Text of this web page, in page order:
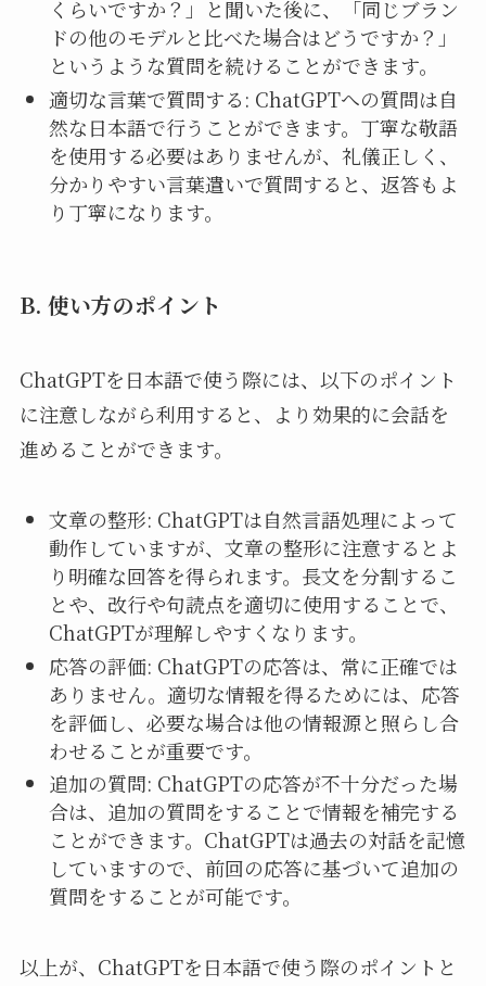
くらいですか？」と聞いた後に、「同じブラン
ドの他のモデルと比べた場合はどうですか？」
というような質問を続けることができます。
適切な言葉で質問する: ChatGPTへの質問は自
然な日本語で行うことができます。丁寧な敬語
を使用する必要はありませんが、礼儀正しく、
分かりやすい言葉遣いで質問すると、返答もよ
り丁寧になります。
B. 使い方のポイント
ChatGPTを日本語で使う際には、以下のポイント
に注意しながら利用すると、より効果的に会話を
進めることができます。
文章の整形: ChatGPTは自然言語処理によって
動作していますが、文章の整形に注意するとよ
り明確な回答を得られます。長文を分割するこ
とや、改行や句読点を適切に使用することで、
ChatGPTが理解しやすくなります。
応答の評価: ChatGPTの応答は、常に正確では
ありません。適切な情報を得るためには、応答
を評価し、必要な場合は他の情報源と照らし合
わせることが重要です。
追加の質問: ChatGPTの応答が不十分だった場
合は、追加の質問をすることで情報を補完する
ことができます。ChatGPTは過去の対話を記憶
していますので、前回の応答に基づいて追加の
質問をすることが可能です。
以上が、ChatGPTを日本語で使う際のポイントと